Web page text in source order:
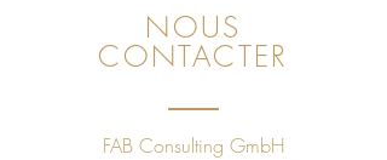
NOUS
CONTACTER
FAB Consulting GmbH